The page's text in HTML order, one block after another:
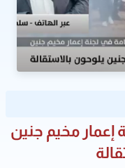
إعمار مخيم جنين